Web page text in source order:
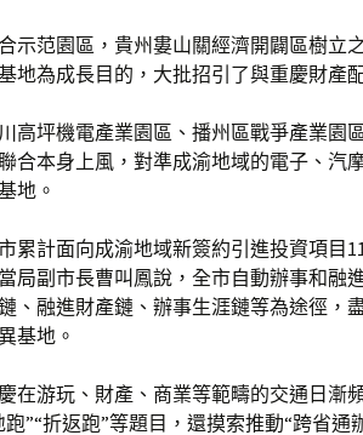
示范園區，貴州婁山關經濟開闢區樹立
地為成長目的，大批招引了與重慶財產
高坪機電產業園區、播州區戰爭產業
合本身上風，對準成渝地域的電子、汽
地。
累計面向成渝地域新簽約引進投資項目
局副市長曹叫鳳說，全市自動辦事和融
、融進財產鏈、辦事生涯鏈等為途徑，
基地。
在游玩、財產、商業等範疇的交通日漸
”“折返跑”等題目，還摸索推動“跨省